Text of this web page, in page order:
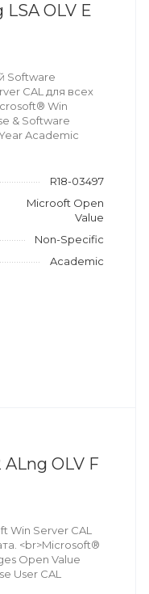
OLV E
Software
CAL для всех
Win
& Software
Academic
R18-03497
Microoft Open
Value
Non-Specific
Academic
OLV F
Win Server CAL
<br>Microsoft®
Open Value
User CAL